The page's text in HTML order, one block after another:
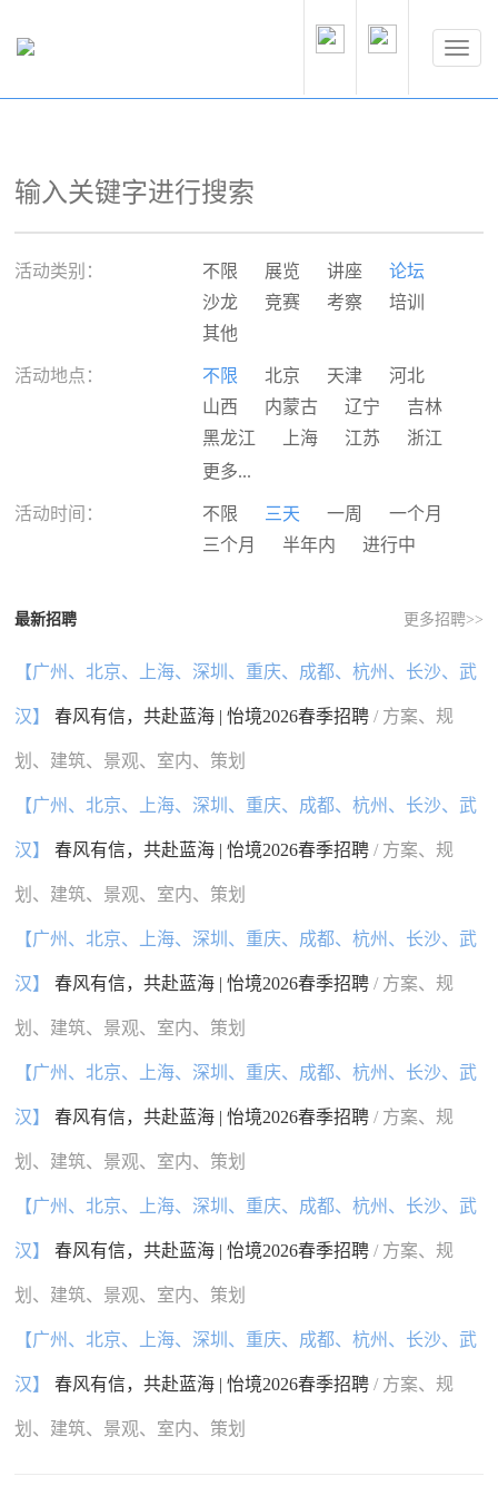
活动类别： 不限 展览 讲座
论坛
沙龙
竞赛 考察
培训
其他
活动地点： 不限 北京 天津
河北
山西
内蒙古 辽宁
吉林
黑龙江
上海 江苏
浙江
安徽
广东
广西
海南 重庆
四川
国外
更多...
活动时间： 不限 三天 一周
一个月
三个月
半年内 进行中
最新招聘 更多招聘>>
【广州、北京、上海、深圳、重庆、成都、杭州、长沙、武
汉】 春风有信，共赴蓝海 | 怡境2026春季招聘/ 方案、规
划、建筑、景观、室内、策划
【广州、北京、上海、深圳、重庆、成都、杭州、长沙、武
汉】 春风有信，共赴蓝海 | 怡境2026春季招聘/ 方案、规
划、建筑、景观、室内、策划
【广州、北京、上海、深圳、重庆、成都、杭州、长沙、武
汉】 春风有信，共赴蓝海 | 怡境2026春季招聘/ 方案、规
划、建筑、景观、室内、策划
【广州、北京、上海、深圳、重庆、成都、杭州、长沙、武
汉】 春风有信，共赴蓝海 | 怡境2026春季招聘/ 方案、规
划、建筑、景观、室内、策划
【广州、北京、上海、深圳、重庆、成都、杭州、长沙、武
汉】 春风有信，共赴蓝海 | 怡境2026春季招聘/ 方案、规
划、建筑、景观、室内、策划
【广州、北京、上海、深圳、重庆、成都、杭州、长沙、武
汉】 春风有信，共赴蓝海 | 怡境2026春季招聘/ 方案、规
划、建筑、景观、室内、策划